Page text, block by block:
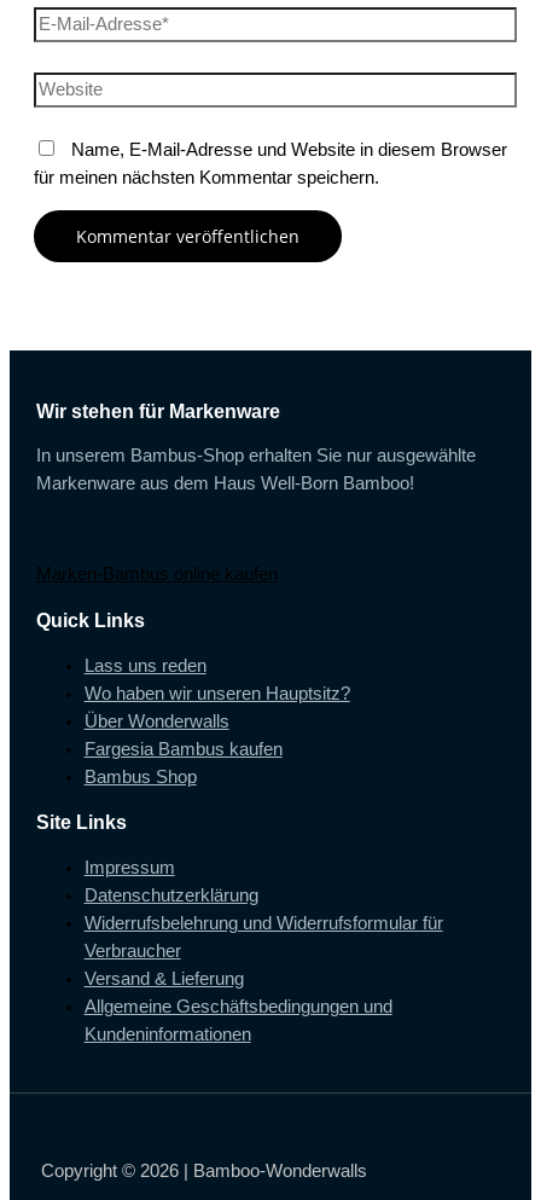
E-
Mail-
Adresse*
Website
Name, E-Mail-Adresse und Website in diesem Browser
für meinen nächsten Kommentar speichern.
Wir stehen für Markenware
In unserem Bambus-Shop erhalten Sie nur ausgewählte
Markenware aus dem Haus Well-Born Bamboo!
Marken-Bambus online kaufen
Quick Links
Lass uns reden
Wo haben wir unseren Hauptsitz?
Über Wonderwalls
Fargesia Bambus kaufen
Bambus Shop
Site Links
Impressum
Datenschutzerklärung
Widerrufsbelehrung und Widerrufsformular für
Verbraucher
Versand & Lieferung
Allgemeine Geschäftsbedingungen und
Kundeninformationen
Copyright © 2026 | Bamboo-Wonderwalls